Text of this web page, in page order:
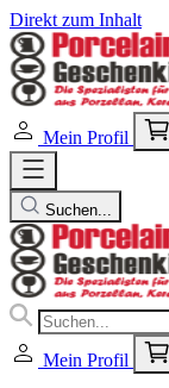
Direkt zum Inhalt
Mein Profil
Suchen...
Mein Profil